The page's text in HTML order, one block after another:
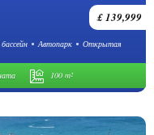
£ 139,999
Автопарк
Открытая
100 m²